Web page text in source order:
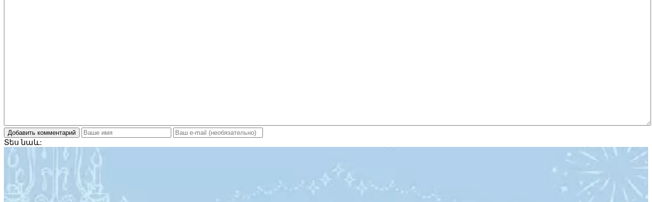
Добавить комментарий
Տեսնաև: